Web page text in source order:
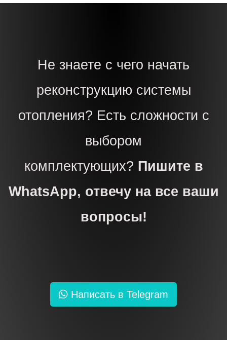
Не знаете с чего начать
реконструкцию системы
отопления? Есть сложности с
выбором
комплектующих? Пишите в
WhatsApp, отвечу на все ваши
вопросы!
Написать в Telegram